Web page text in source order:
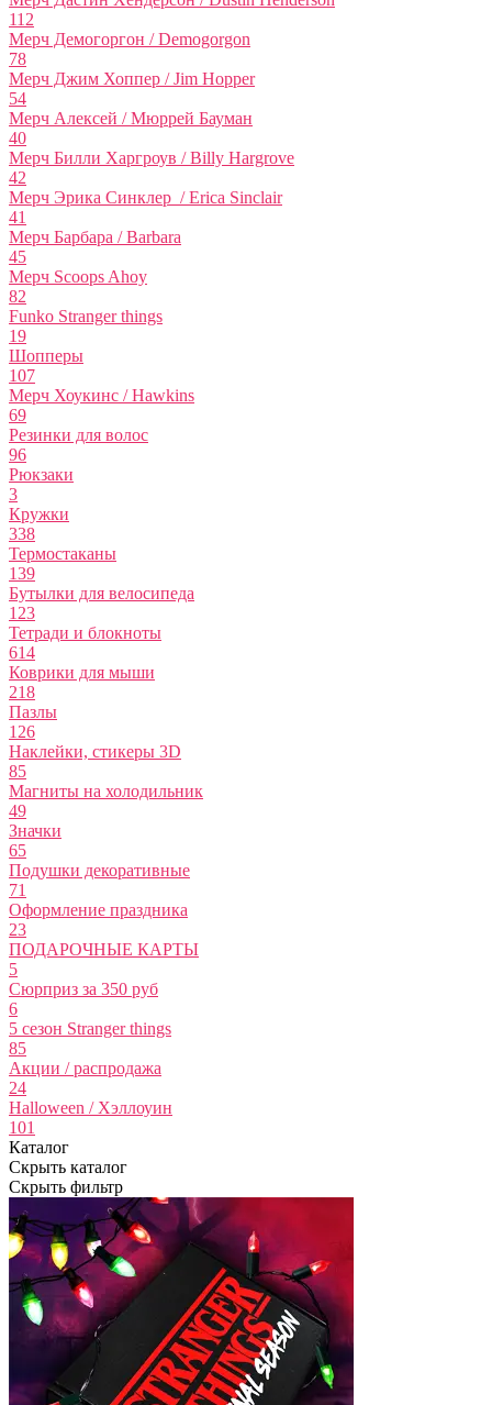
112
Мерч Демогоргон / Demogorgon
78
Мерч Джим Хоппер / Jim Hopper
54
Мерч Алексей / Мюррей Бауман
40
Мерч Билли Харгроув / Billy Hargrove
42
Мерч Эрика Синклер / Erica Sinclair
41
Мерч Барбара / Barbara
45
Мерч Scoops Ahoy
82
Funko Stranger things
19
Шопперы
107
Мерч Хоукинс / Hawkins
69
Резинки для волос
96
Рюкзаки
3
Кружки
338
Термостаканы
139
Бутылки для велосипеда
123
Тетради и блокноты
614
Коврики для мыши
218
Пазлы
126
Наклейки, стикеры 3D
85
Магниты на холодильник
49
Значки
65
Подушки декоративные
71
Оформление праздника
23
ПОДАРОЧНЫЕ КАРТЫ
5
Сюрприз за 350 руб
6
5 сезон Stranger things
85
Акции / распродажа
24
Halloween / Хэллоуин
101
Каталог
Скрыть каталог
Скрыть фильтр